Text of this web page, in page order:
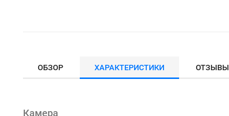
ОБЗОР ХАРАКТЕРИСТИКИ ОТЗЫВЫ
Камера